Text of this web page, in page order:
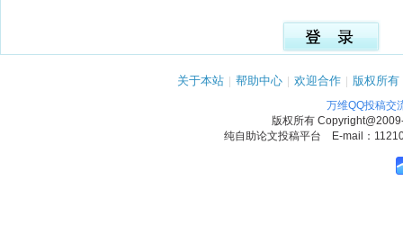
关于本站 | 帮助中心 | 欢迎合作 | 版权所有
万维QQ投稿交
版权所有
纯自助论文投稿平台 E-mail：